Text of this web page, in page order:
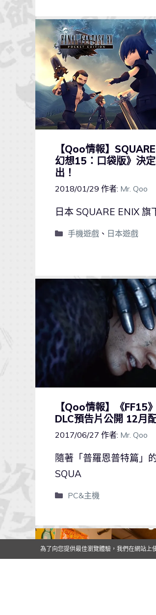
【Qoo情報】
幻想15：口袋版》決
出！
2018/01/29 作者: Mr. Qoo
日本 SQUARE ENIX 旗
手機遊戲、 日本遊戲
【Qoo情報】《FF15
DLC預告片公開 12月
2017/06/27 作者: Mr. Qoo
隨著「普羅恩普特篇」
SQUA
PC&主機
為了向您提供最佳瀏覽體驗，我們在網站